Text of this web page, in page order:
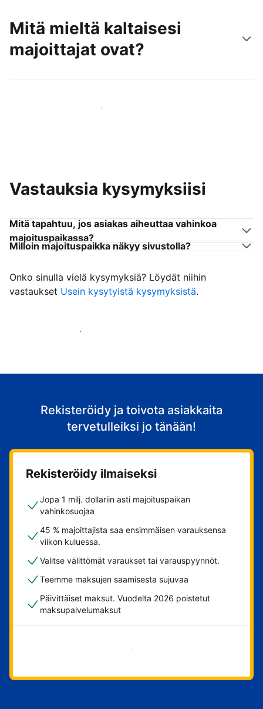
Mitä mieltä kaltaisesi
majoittajat ovat?
Liity kaltaistesi majoittajien joukkoon
Vastauksia kysymyksiisi
Mitä tapahtuu, jos asiakas aiheuttaa vahinkoa
majoituspaikassa?
Milloin majoituspaikka näkyy sivustolla?
Onko sinulla vielä kysymyksiä? Löydät niihin
vastaukset Usein kysytyistä kysymyksistä.
Ala vastaanottaa asiakkaita
Rekisteröidy ja toivota asiakkaita
tervetulleiksi jo tänään!
Rekisteröidy ilmaiseksi
Jopa 1 milj. dollariin asti majoituspaikan
vahinkosuojaa
45 % majoittajista saa ensimmäisen varauksensa
viikon kuluessa.
Valitse välittömät varaukset tai varauspyynnöt.
Teemme maksujen saamisesta sujuvaa
Päivittäiset maksut. Vuodelta 2026 poistetut
maksupalvelumaksut
Aloita nyt